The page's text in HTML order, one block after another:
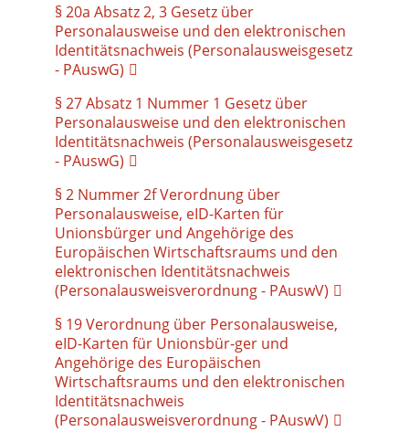
§ 20a Absatz 2, 3 Gesetz über
Personalausweise und den elektronischen
Identitätsnachweis (Personalausweisgesetz
- PAuswG)
§ 27 Absatz 1 Nummer 1 Gesetz über
Personalausweise und den elektronischen
Identitätsnachweis (Personalausweisgesetz
- PAuswG)
§ 2 Nummer 2f Verordnung über
Personalausweise, eID-Karten für
Unionsbürger und Angehörige des
Europäischen Wirtschaftsraums und den
elektronischen Identitätsnachweis
(Personalausweisverordnung - PAuswV)
§ 19 Verordnung über Personalausweise,
eID-Karten für Unionsbür-ger und
Angehörige des Europäischen
Wirtschaftsraums und den elektronischen
Identitätsnachweis
(Personalausweisverordnung - PAuswV)